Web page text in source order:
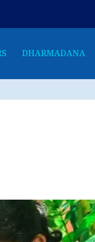
DHARMADANA